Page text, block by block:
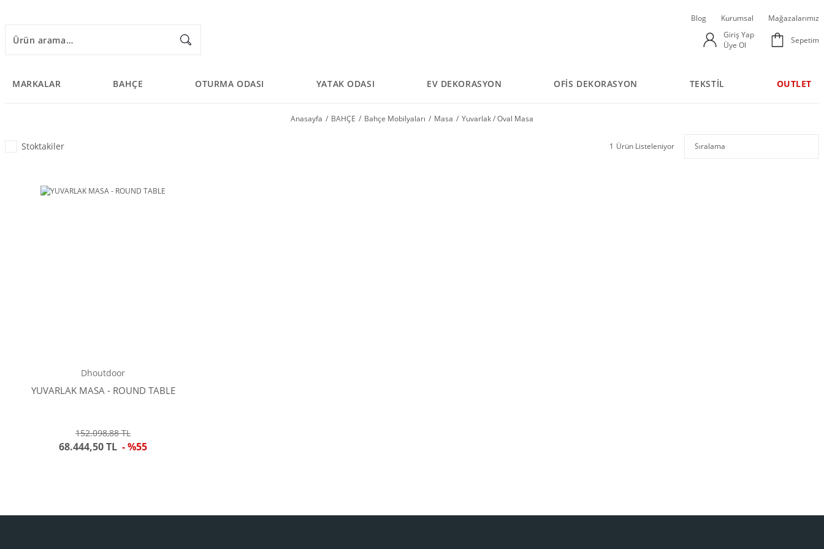
Blog Kurumsal
Mağazalarımız
Giriş Yap
Üye Ol
Sepetim
MARKALAR BAHÇE OTURMA ODASI YATAK ODASI EV DEKORASYON OFİS DEKORASYON TEKSTİL OUTLET
Anasayfa BAHÇE Bahçe Mobilyaları Masa Yuvarlak / Oval Masa
Stoktakiler 1 Ürün Listeleniyor
Dhoutdoor
YUVARLAK MASA - ROUND TABLE
152.098,88 TL
68.444,50 TL - %55